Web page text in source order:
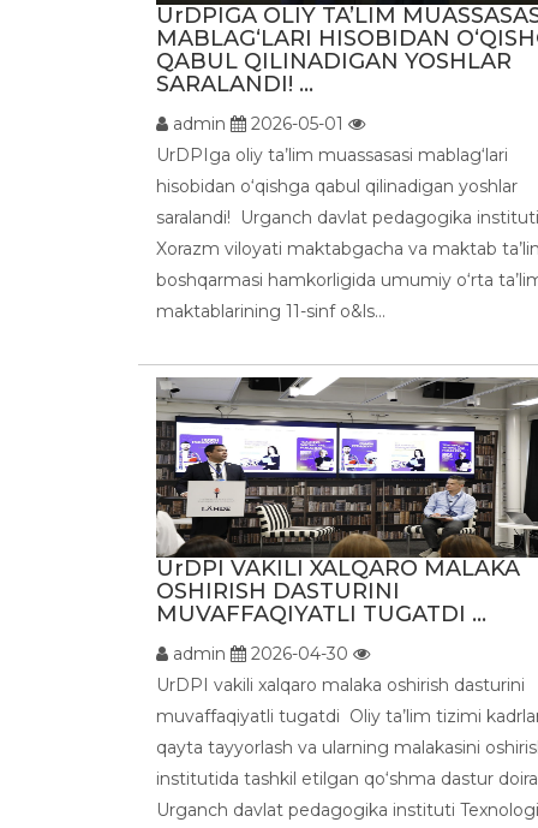
UrDPIGA OLIY TA’LIM
MABLAG‘LARI HISOBIDAN
QABUL QILINADIGAN YOSHLAR
SARALANDI! ...
admin
2026-05-01
UrDPIga oliy ta’lim muassasasi mablag‘lari
hisobidan o‘qishga qabul qilinadigan yoshlar
saralandi! Urganch davlat pedagogika
Xorazm viloyati maktabgacha va maktab
boshqarmasi hamkorligida umumiy o‘rta
maktablarining 11-sinf o&ls...
UrDPI VAKILI XALQARO MALAKA
OSHIRISH DASTURINI
MUVAFFAQIYATLI TUGATDI ...
admin
2026-04-30
UrDPI vakili xalqaro malaka oshirish dasturini
muvaffaqiyatli tugatdi Oliy ta’lim tizimi
qayta tayyorlash va ularning malakasini
institutida tashkil etilgan qo‘shma dastur
Urganch davlat pedagogika instituti